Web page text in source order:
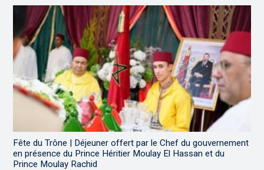
Fête du Trône | Déjeuner offert par le Chef du gouvernement
en présence du Prince Héritier Moulay El Hassan et du
Prince Moulay Rachid